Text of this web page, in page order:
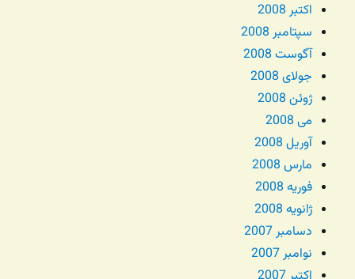
اکتبر 2008
سپتامبر 2008
آگوست 2008
جولای 2008
ژوئن 2008
می 2008
آوریل 2008
مارس 2008
فوریه 2008
ژانویه 2008
دسامبر 2007
نوامبر 2007